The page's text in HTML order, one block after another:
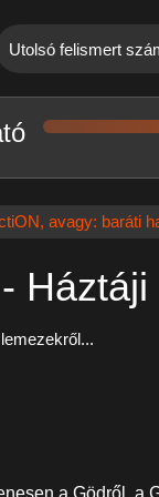
Utolsó felismert
avagy: baráti
a Gödről, a